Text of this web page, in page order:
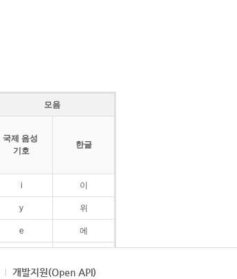
모음
국제 음성
기호
한글
i 이
y 위
e 에
ɛ 에
개발지원(Open API)